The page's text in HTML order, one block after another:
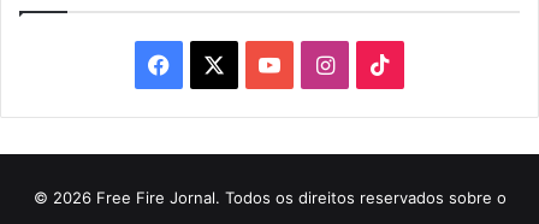
Facebook YouTubeInstagram
© 2026 Free Fire Jornal. Todos os direitos reservados sobre o